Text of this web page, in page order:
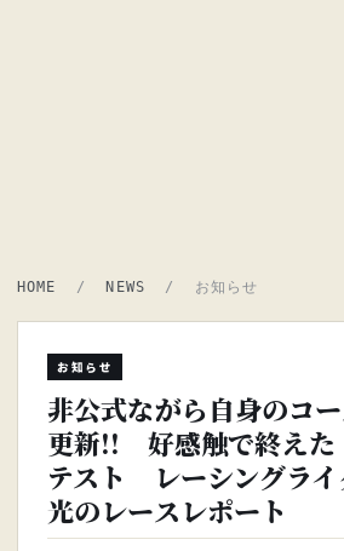
HOME / NEWS / お知らせ
お知らせ
非公式ながら自身のコ
更新!! 好感触で終えた
テスト レーシングライ
光のレースレポート